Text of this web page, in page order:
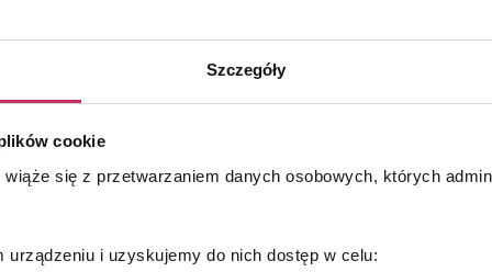
Szczegóły
cookie
się z przetwarzaniem danych osobowych, których
urządzeniu i uzyskujemy do nich dostęp w celu:
Jakie objawy mogą
wyłącznie problem